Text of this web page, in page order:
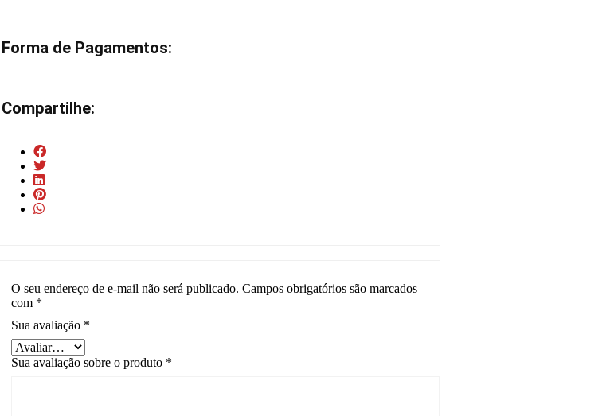
Forma de Pagamentos:
Compartilhe:
O seu endereço de e-mail não será publicado. Campos obrigatórios são marcados
com *
Sua avaliação *
Sua avaliação sobre o produto *